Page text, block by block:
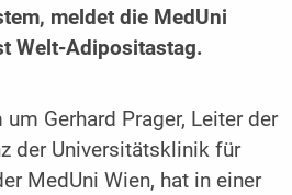
meldet die MedUni
Welt-Adipositastag.
Gerhard Prager, Leiter der
der Universitätsklinik für
MedUni Wien, hat in einer